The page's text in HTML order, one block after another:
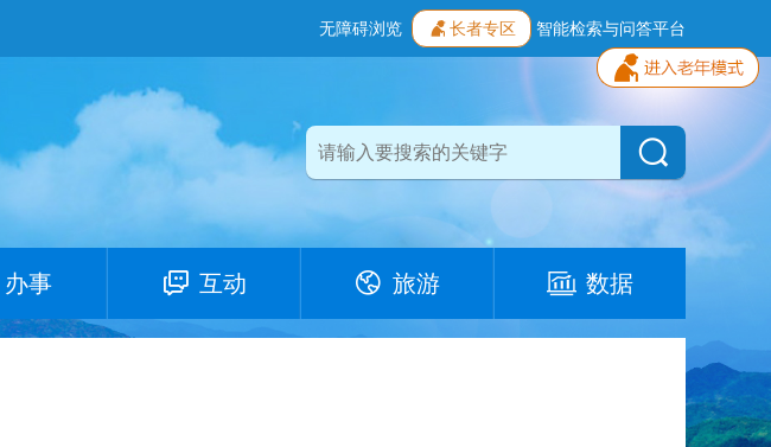
无障碍浏览 长者专区 智能检索与问答平台
办事 互动 旅游 数据